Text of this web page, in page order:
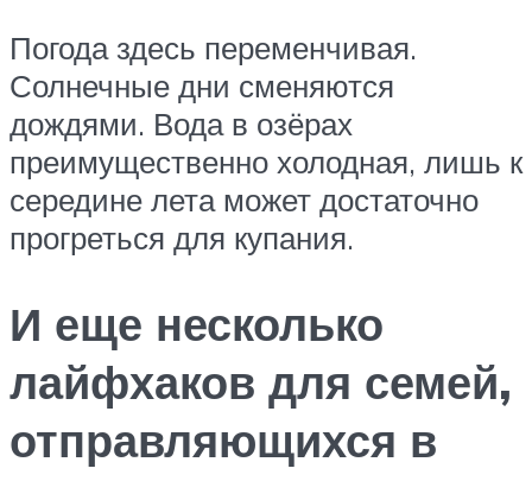
Погода здесь переменчивая.
Солнечные дни сменяются
дождями. Вода в озёрах
преимущественно холодная, лишь к
середине лета может достаточно
прогреться для купания.
И еще несколько
лайфхаков для семей,
отправляющихся в